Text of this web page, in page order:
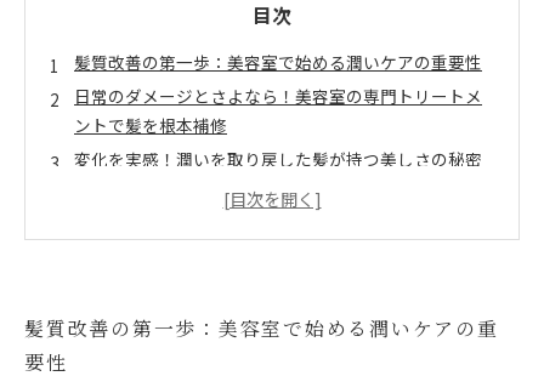
目次
髪質改善の第一歩：美容室で始める潤いケアの重要性
日常のダメージとさよなら！美容室の専門トリートメ
ントで髪を根本補修
変化を実感！潤いを取り戻した髪が持つ美しさの秘密
美容室ならではの技術で手に入れるツヤと健康的な髪
髪質改善で叶える美容室ならではの潤いケアの特徴と
髪質改善の第一歩：美容室で始める潤いケアの重
要性